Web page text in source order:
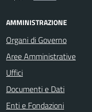
AMMINISTRAZIONE
Organi di Governo
Aree Amministrative
Uffici
Documenti e Dati
Enti e Fondazioni